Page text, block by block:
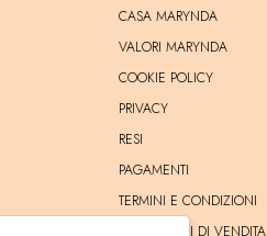
CASA MARYNDA
VALORI MARYNDA
COOKIE POLICY
PRIVACY
RESI
PAGAMENTI
TERMINI E CONDIZIONI
CONDIZIONI DI VENDITA